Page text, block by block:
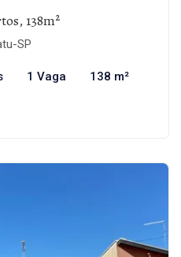
138m²
SP
1 Vaga 138 m²